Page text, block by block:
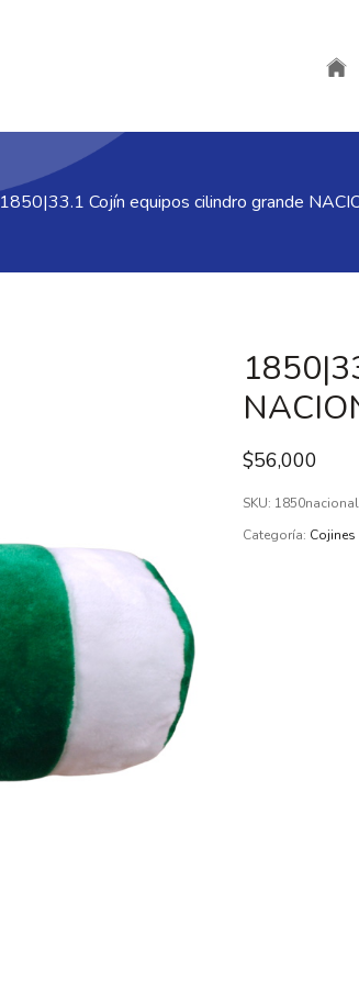
1850|33.1 Cojín equipos cilindro grande
$56,000
SKU:
Categoría: Cojines